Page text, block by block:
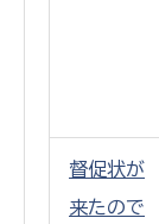
督促状が
来たので